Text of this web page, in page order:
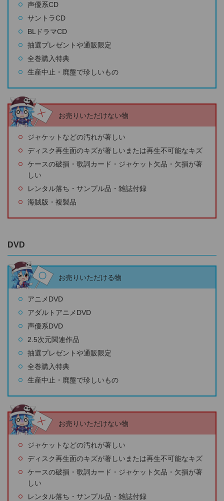
声優系CD
サントラCD
BLドラマCD
抽選プレゼントや通販限定
全巻購入特典
生産中止・廃盤で珍しいもの
お売りいただけない物
ジャケットなどの汚れが著しい
ディスク再生面のキズが著しいまたは再生不可能なキズ
ケースの破損・歌詞カード・ジャケット欠品・欠損が著
しい
レンタル落ち・サンプル品・雑誌付録
海賊版・複製品
DVD
お売りいただける物
アニメDVD
アダルトアニメDVD
声優系DVD
2.5次元関連作品
抽選プレゼントや通販限定
全巻購入特典
生産中止・廃盤で珍しいもの
お売りいただけない物
ジャケットなどの汚れが著しい
ディスク再生面のキズが著しいまたは再生不可能なキズ
ケースの破損・歌詞カード・ジャケット欠品・欠損が著
しい
レンタル落ち・サンプル品・雑誌付録